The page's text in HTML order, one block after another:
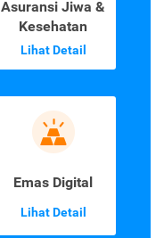
Asuransi Jiwa &
Kesehatan
Lihat Detail
Emas Digital
Lihat Detail